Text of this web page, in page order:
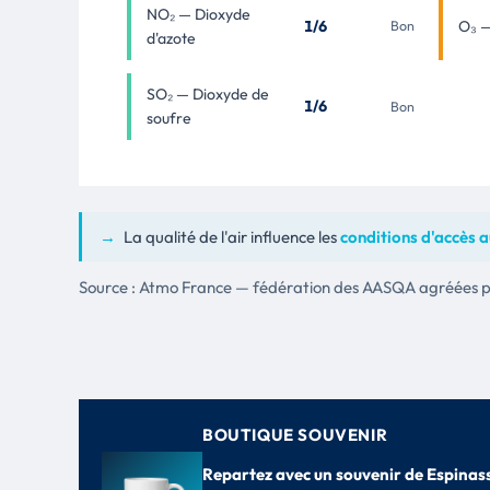
NO₂ — Dioxyde
d'azote
1/6 Bon O₃
SO₂ — Dioxyde de
soufre
1/6 Bon
→ La qualité de l'air influence lesconditions d'accès
Source : Atmo France — fédération des AASQA agréées
BOUTIQUE SOUVENIR
Repartez avec un souvenir de